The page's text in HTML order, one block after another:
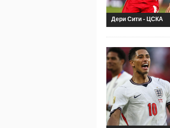
Дери Сити - ЦСКА